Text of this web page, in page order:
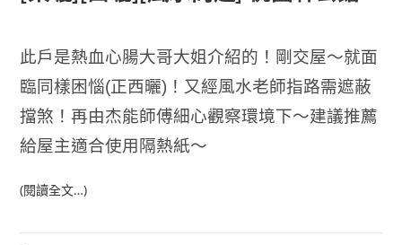
此戶是熱血心腸大哥大姐介紹的！剛交屋～就面
臨同樣困惱(正西曬)！又經風水老師指路需遮蔽
擋煞！再由杰能師傅細心觀察環境下～建議推薦
給屋主適合使用隔熱紙～
(閱讀全文…)